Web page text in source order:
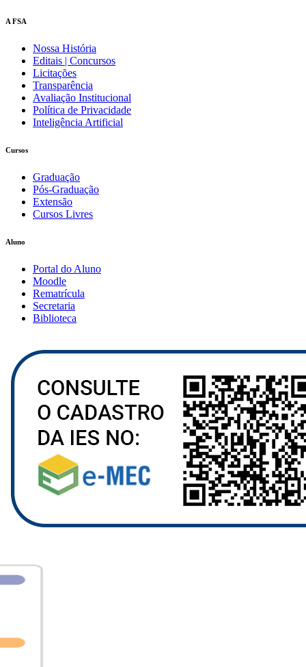
A FSA
Nossa História
Editais | Concursos
Licitações
Transparência
Avaliação Institucional
Política de Privacidade
Inteligência Artificial
Cursos
Graduação
Pós-Graduação
Extensão
Cursos Livres
Aluno
Portal do Aluno
Moodle
Rematrícula
Secretaria
Biblioteca